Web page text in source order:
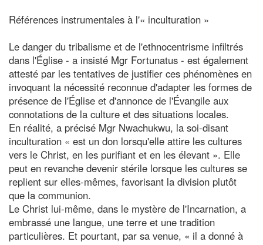
Références instrumentales à l'« inculturation »
Le danger du tribalisme et de l'ethnocentrisme infiltrés
dans l'Église - a insisté Mgr Fortunatus - est également
attesté par les tentatives de justifier ces phénomènes en
invoquant la nécessité reconnue d'adapter les formes de
présence de l'Église et d'annonce de l'Évangile aux
connotations de la culture et des situations locales.
En réalité, a précisé Mgr Nwachukwu, la soi-disant
inculturation « est un don lorsqu'elle attire les cultures
vers le Christ, en les purifiant et en les élevant ». Elle
peut en revanche devenir stérile lorsque les cultures se
replient sur elles-mêmes, favorisant la division plutôt
que la communion.
Le Christ lui-même, dans le mystère de l'Incarnation, a
embrassé une langue, une terre et une tradition
particulières. Et pourtant, par sa venue, « il a donné à